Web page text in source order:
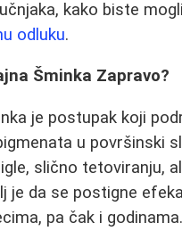
kako biste
odluku.
Šminka Zapravo?
je postupak koji
u površinski
slično tetoviranju,
je da se postigne
pa čak i